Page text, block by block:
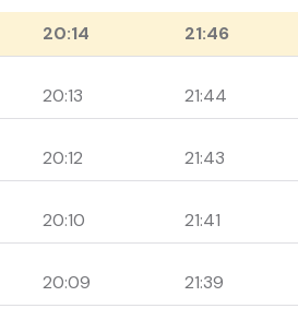
20:14 21:46
20:13 21:44
20:12 21:43
20:10 21:41
20:09 21:39